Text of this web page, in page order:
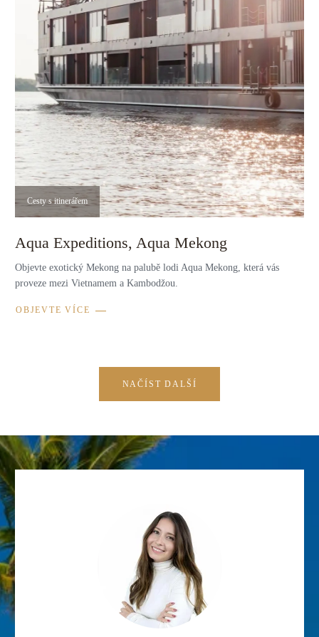
Cesty s itinerářem
Aqua Expeditions, Aqua Mekong
Objevte exotický Mekong na palubě lodi Aqua Mekong, která vás
proveze mezi Vietnamem a Kambodžou.
OBJEVTE VÍCE
NAČÍST DALŠÍ